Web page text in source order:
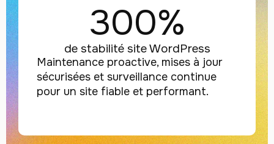
300%
de stabilité site WordPress
Maintenance proactive, mises à jour
sécurisées et surveillance continue
pour un site fiable et performant.